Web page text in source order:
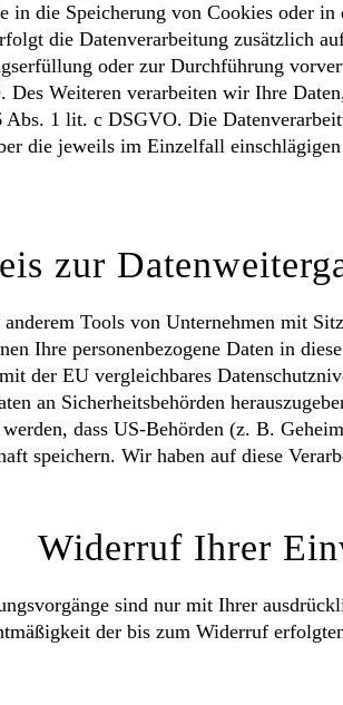
in die Speicherung von Cookies oder
die Datenverarbeitung zusätzlich
oder zur Durchführung
Weiteren verarbeiten wir Ihre
1 lit. c DSGVO. Die
die jeweils im Einzelfall
zur
Tools von Unternehmen mit
Ihre personenbezogene Daten in
der EU vergleichbares
an Sicherheitsbehörden
werden, dass US-Behörden (z. B.
speichern. Wir haben auf diese
Widerruf Ihrer
sind nur mit Ihrer
der bis zum Widerruf